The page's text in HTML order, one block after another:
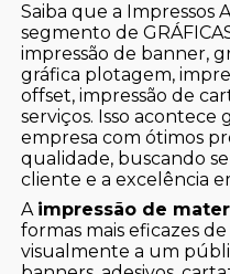
Saiba que a Impressos
segmento de
impressão de banner,
gráfica plotagem,
offset, impressão de
serviços. Isso acontece
empresa com ótimos
qualidade, buscando
cliente e a excelência
A impressão de
formas mais eficazes
visualmente a um